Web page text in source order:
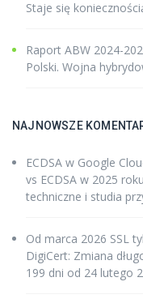
Staje się
Raport ABW 2024-
Polski. Wojna
NAJNOWSZE
ECDSA w Google
vs ECDSA w 2025
techniczne i studia
Od marca 2026 SSL
DigiCert: Zmiana
199 dni od 24 lutego